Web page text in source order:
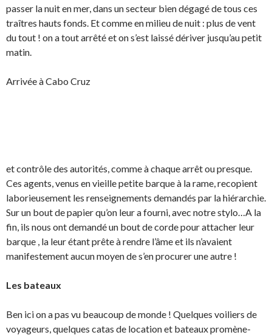
passer la nuit en mer, dans un secteur bien dégagé de tous ces
traîtres hauts fonds. Et comme en milieu de nuit : plus de vent
du tout ! on a tout arrêté et on s’est laissé dériver jusqu’au petit
matin.
Arrivée à Cabo Cruz
et contrôle des autorités, comme à chaque arrêt ou presque.
Ces agents, venus en vieille petite barque à la rame, recopient
laborieusement les renseignements demandés par la hiérarchie.
Sur un bout de papier qu’on leur a fourni, avec notre stylo…A la
fin, ils nous ont demandé un bout de corde pour attacher leur
barque , la leur étant prête à rendre l’âme et ils n’avaient
manifestement aucun moyen de s’en procurer une autre !
Les bateaux
Ben ici on a pas vu beaucoup de monde ! Quelques voiliers de
voyageurs, quelques catas de location et bateaux promène-